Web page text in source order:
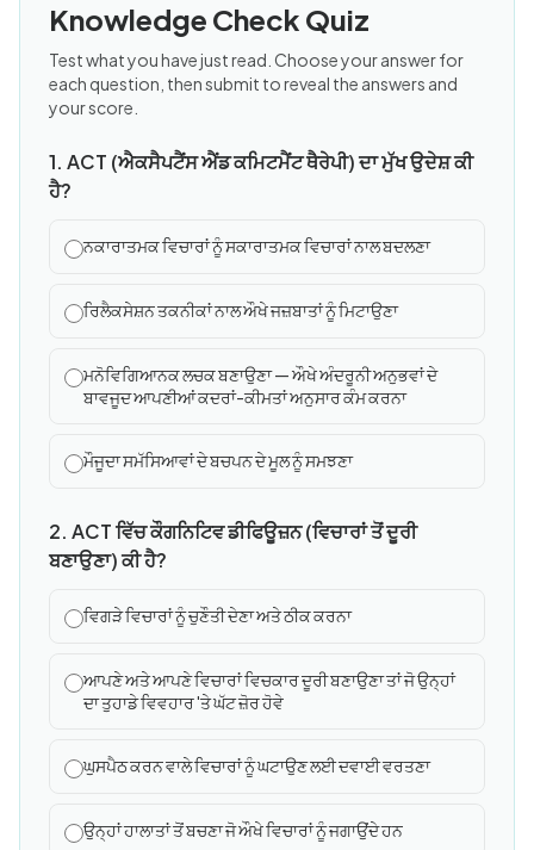
Knowledge Check Quiz
Test what you have just read. Choose your answer for
each question, then submit to reveal the answers and
your score.
1. ACT (ਐਕਸੈਪਟੈਂਸ ਐਂਡ ਕਮਿਟਮੈਂਟ ਥੈਰੇਪੀ) ਦਾ ਮੁੱਖ ਉਦੇਸ਼ ਕੀ
ਹੈ?
ਨਕਾਰਾਤਮਕ ਵਿਚਾਰਾਂ ਨੂੰ ਸਕਾਰਾਤਮਕ ਵਿਚਾਰਾਂ ਨਾਲ ਬਦਲਣਾ
ਰਿਲੈਕਸੇਸ਼ਨ ਤਕਨੀਕਾਂ ਨਾਲ ਔਖੇ ਜਜ਼ਬਾਤਾਂ ਨੂੰ ਮਿਟਾਉਣਾ
ਮਨੋਵਿਗਿਆਨਕ ਲਚਕ ਬਣਾਉਣਾ — ਔਖੇ ਅੰਦਰੂਨੀ ਅਨੁਭਵਾਂ ਦੇ
ਬਾਵਜੂਦ ਆਪਣੀਆਂ ਕਦਰਾਂ-ਕੀਮਤਾਂ ਅਨੁਸਾਰ ਕੰਮ ਕਰਨਾ
ਮੌਜੂਦਾ ਸਮੱਸਿਆਵਾਂ ਦੇ ਬਚਪਨ ਦੇ ਮੂਲ ਨੂੰ ਸਮਝਣਾ
2. ACT ਵਿੱਚ ਕੌਗਨਿਟਿਵ ਡੀਫਿਊਜ਼ਨ (ਵਿਚਾਰਾਂ ਤੋਂ ਦੂਰੀ
ਬਣਾਉਣਾ) ਕੀ ਹੈ?
ਵਿਗੜੇ ਵਿਚਾਰਾਂ ਨੂੰ ਚੁਣੌਤੀ ਦੇਣਾ ਅਤੇ ਠੀਕ ਕਰਨਾ
ਆਪਣੇ ਅਤੇ ਆਪਣੇ ਵਿਚਾਰਾਂ ਵਿਚਕਾਰ ਦੂਰੀ ਬਣਾਉਣਾ ਤਾਂ ਜੋ ਉਨ੍ਹਾਂ
ਦਾ ਤੁਹਾਡੇ ਵਿਵਹਾਰ 'ਤੇ ਘੱਟ ਜ਼ੋਰ ਹੋਵੇ
ਘੁਸਪੈਠ ਕਰਨ ਵਾਲੇ ਵਿਚਾਰਾਂ ਨੂੰ ਘਟਾਉਣ ਲਈ ਦਵਾਈ ਵਰਤਣਾ
ਉਨ੍ਹਾਂ ਹਾਲਾਤਾਂ ਤੋਂ ਬਚਣਾ ਜੋ ਔਖੇ ਵਿਚਾਰਾਂ ਨੂੰ ਜਗਾਉਂਦੇ ਹਨ